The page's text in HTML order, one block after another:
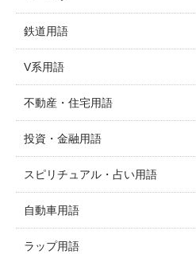
鉄道用語
V系用語
不動産・住宅用語
投資・金融用語
スピリチュアル・占い用語
自動車用語
ラップ用語